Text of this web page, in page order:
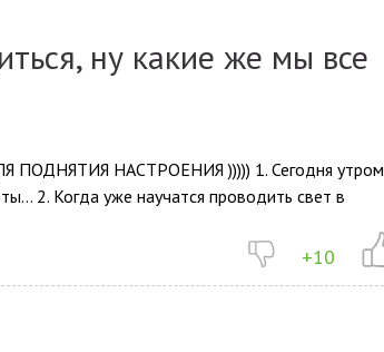
ну какие же мы все
ПОДНЯТИЯ НАСТРОЕНИЯ ))))) 1. Сегодня утром
2. Когда уже научатся проводить свет в
+10